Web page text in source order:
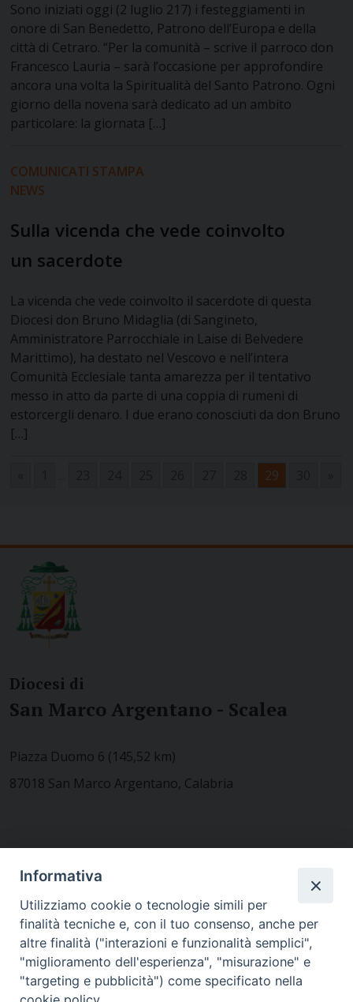
Sono iniziati oggi (2 luglio 217) i festeggiamenti in
onore di San Benedetto, Patrono dell’Europa e della
città di Cetraro. “Per la comunità – scrive il parroco don
Francesco Lauria – sarà l’occasione per approfondire
ancora una volta la Spiritualità del Santo Patrono. Ogni
giorno della novena sarà dedicato ad un ambito
particolare: la giornata […]
COMUNICATI STAMPA
NEWS
Sulla vicenda che vede coinvolto
un sacerdote
La vicenda che vede coinvolto il sacerdote di questa
Diocesi don Bruno Midaglia (di Sangineto,
Amministratore Parrocchiale in Laise di Belvedere
Marittimo), ha destato nel Vescovo e nell’intera
Comunità Ecclesiale tanta amarezza per il tentativo
messo in atto da parte di una coppia di rumeni di
estorcergli denaro. I due erano conosciuti da don Bruno
[…]
29
Diocesi di
San Marco Argentano - Scalea
Piazza Duomo 6 (145,52 km)
87018 San Marco Argentano, Calabria
MODULISTICA
WEBMAIL
Informativa
Utilizziamo cookie o tecnologie simili per
finalità tecniche e, con il tuo consenso, anche per
altre finalità ("interazioni e funzionalità semplici",
"miglioramento dell'esperienza", "misurazione" e
"targeting e pubblicità") come specificato nella